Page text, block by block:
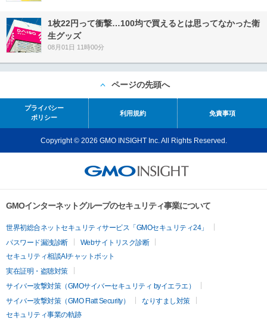
1枚22円って衝撃…100均で買えるとは思ってなかった衛
生グッズ
08月01日 11時00分
ページの先頭へ
プライバシー
ポリシー
利用規約 免責事項
Copyright © 2026 GMO INSIGHT Inc. All Rights Reserved.
GMOインターネットグループのセキュリティ事業について
世界初総合ネットセキュリティサービス「GMOセキュリティ24」
パスワード漏洩診断
Webサイトリスク診断
セキュリティ相談AIチャットボット
実在証明・盗聴対策
サイバー攻撃対策（GMOサイバーセキュリティ byイエラエ）
サイバー攻撃対策（GMO Flatt Security）
なりすまし対策
セキュリティ事業の軌跡